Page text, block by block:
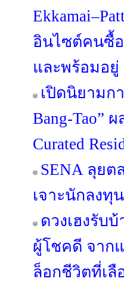
อินไซต์คนซื้
และพร้อมอยู่
เปิดนิยามก
Bang-Tao”
Curated
SENA ลุย
เจาะนักลงทุ
ดวงเฮงรับ
ผู้โชคดี จาก
ล็อกชีวิตที่เลื